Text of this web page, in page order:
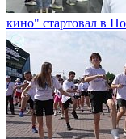
кино" стартовал в